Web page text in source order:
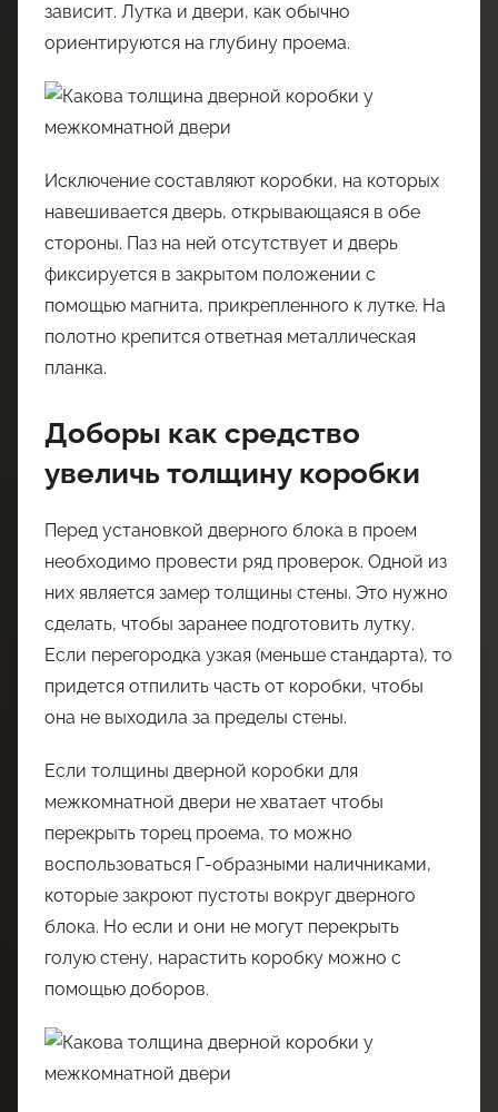
зависит. Лутка и двери, как обычно
ориентируются на глубину проема.
Исключение составляют коробки, на которых
навешивается дверь, открывающаяся в обе
стороны. Паз на ней отсутствует и дверь
фиксируется в закрытом положении с
помощью магнита, прикрепленного к лутке. На
полотно крепится ответная металлическая
планка.
Доборы как средство
увеличь толщину коробки
Перед установкой дверного блока в проем
необходимо провести ряд проверок. Одной из
них является замер толщины стены. Это нужно
сделать, чтобы заранее подготовить лутку.
Если перегородка узкая (меньше стандарта), то
придется отпилить часть от коробки, чтобы
она не выходила за пределы стены.
Если толщины дверной коробки для
межкомнатной двери не хватает чтобы
перекрыть торец проема, то можно
воспользоваться Г-образными наличниками,
которые закроют пустоты вокруг дверного
блока. Но если и они не могут перекрыть
голую стену, нарастить коробку можно с
помощью доборов.